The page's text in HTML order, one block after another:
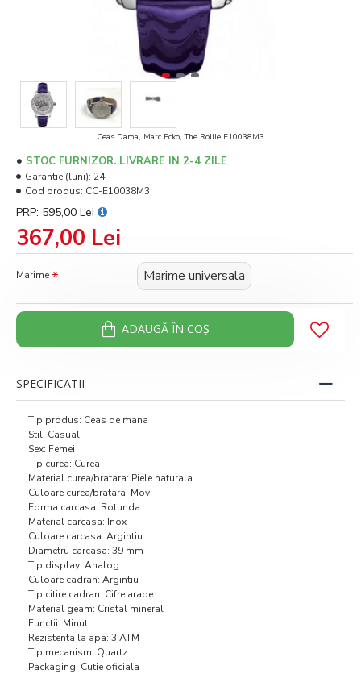
Ceas Dama, Marc Ecko, The Rollie E10038M3
367,00 Lei
PRP: 595,00 Lei
STOC FURNIZOR. LIVRARE IN 2-4 ZILE
Garantie (luni): 24
Cod produs: CC-E10038M3
Marime Marime universala
ADAUGĂ ÎN COŞ
SPECIFICATII
Tip produs: Ceas de mana
Stil: Casual
Sex: Femei
Tip curea: Curea
Material curea/bratara: Piele naturala
Culoare curea/bratara: Mov
Forma carcasa: Rotunda
Material carcasa: Inox
Culoare carcasa: Argintiu
Diametru carcasa: 39 mm
Tip display: Analog
Culoare cadran: Argintiu
Tip citire cadran: Cifre arabe
Material geam: Cristal mineral
Functii: Minut
Rezistenta la apa: 3 ATM
Tip mecanism: Quartz
Packaging: Cutie oficiala